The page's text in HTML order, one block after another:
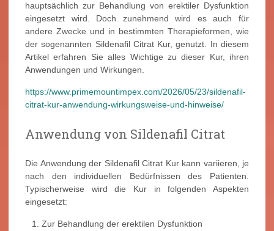
hauptsächlich zur Behandlung von erektiler Dysfunktion
eingesetzt wird. Doch zunehmend wird es auch für
andere Zwecke und in bestimmten Therapieformen, wie
der sogenannten Sildenafil Citrat Kur, genutzt. In diesem
Artikel erfahren Sie alles Wichtige zu dieser Kur, ihren
Anwendungen und Wirkungen.
https://www.primemountimpex.com/2026/05/23/sildenafil-
citrat-kur-anwendung-wirkungsweise-und-hinweise/
Anwendung von Sildenafil Citrat
Die Anwendung der Sildenafil Citrat Kur kann variieren, je
nach den individuellen Bedürfnissen des Patienten.
Typischerweise wird die Kur in folgenden Aspekten
eingesetzt:
Zur Behandlung der erektilen Dysfunktion